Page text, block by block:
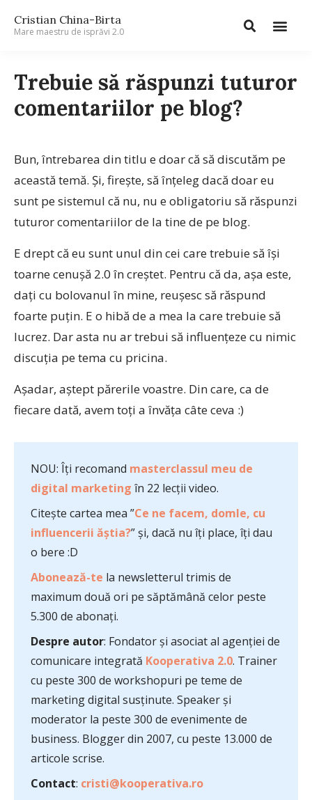
Cristian China-Birta
Mare maestru de isprăvi 2.0
Trebuie să răspunzi tuturor
comentariilor pe blog?
Bun, întrebarea din titlu e doar că să discutăm pe
această temă. Și, firește, să înțeleg dacă doar eu
sunt pe sistemul că nu, nu e obligatoriu să răspunzi
tuturor comentariilor de la tine de pe blog.
E drept că eu sunt unul din cei care trebuie să își
toarne cenușă 2.0 în creștet. Pentru că da, așa este,
dați cu bolovanul în mine, reușesc să răspund
foarte puțin. E o hibă de a mea la care trebuie să
lucrez. Dar asta nu ar trebui să influențeze cu nimic
discuția pe tema cu pricina.
Așadar, aștept părerile voastre. Din care, ca de
fiecare dată, avem toți a învăța câte ceva :)
NOU: Îți recomand masterclassul meu de
digital marketing în 22 lecții video.
Citește cartea mea ”Ce ne facem, domle, cu
influencerii ăștia?” și, dacă nu îți place, îți dau
o bere :D
Abonează-te la newsletterul trimis de
maximum două ori pe săptămână celor peste
5.300 de abonați.
Despre autor: Fondator și asociat al agenției de
comunicare integrată Kooperativa 2.0. Trainer
cu peste 300 de workshopuri pe teme de
marketing digital susținute. Speaker și
moderator la peste 300 de evenimente de
business. Blogger din 2007, cu peste 13.000 de
articole scrise.
Contact: cristi@kooperativa.ro